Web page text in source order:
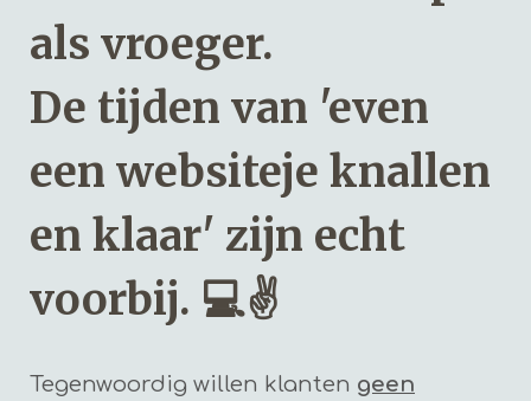
als vroeger.
De tijden van 'even
een websiteje knallen
en klaar' zijn echt
voorbij. 💻✌️
Tegenwoordig willen klanten geen